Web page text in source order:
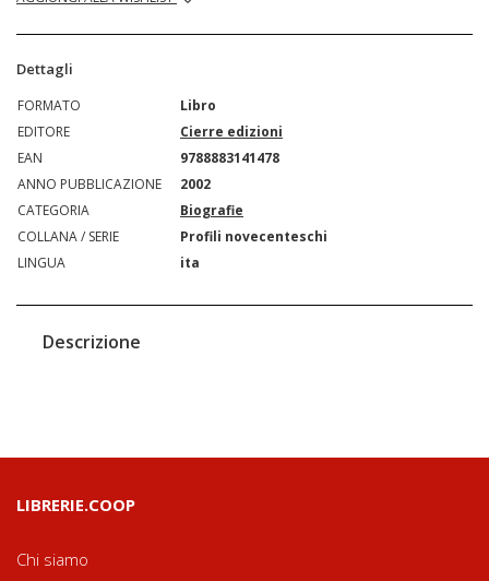
Dettagli
FORMATO
Libro
EDITORE
Cierre edizioni
EAN
9788883141478
ANNO PUBBLICAZIONE
2002
CATEGORIA
Biografie
COLLANA / SERIE
Profili novecenteschi
LINGUA
ita
Descrizione
LIBRERIE.COOP
Chi siamo